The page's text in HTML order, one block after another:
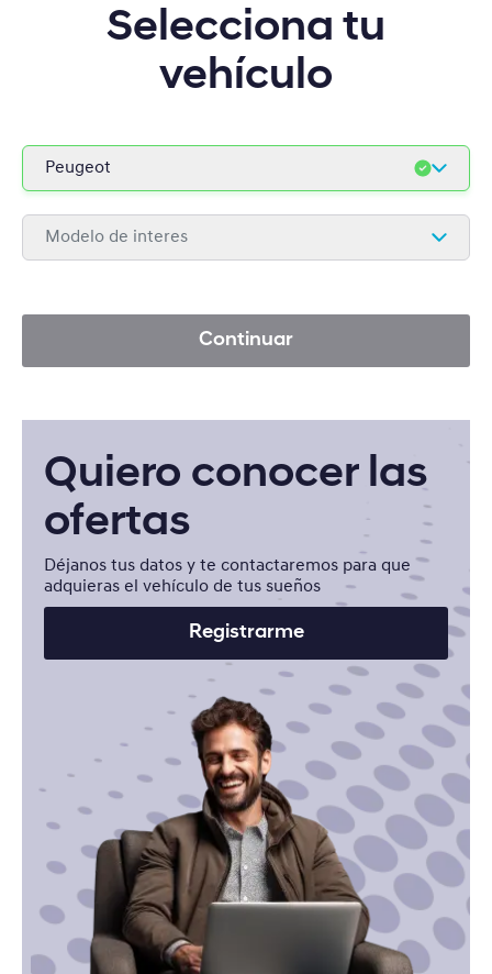
Selecciona tu
vehículo
Peugeot
Hyundai
Hyundai Comerciales
Modelo de interes
3008
5008
PARTNER
Continuar
Quiero conocer las
ofertas
Déjanos tus datos y te contactaremos para que
adquieras el vehículo de tus sueños
Registrarme